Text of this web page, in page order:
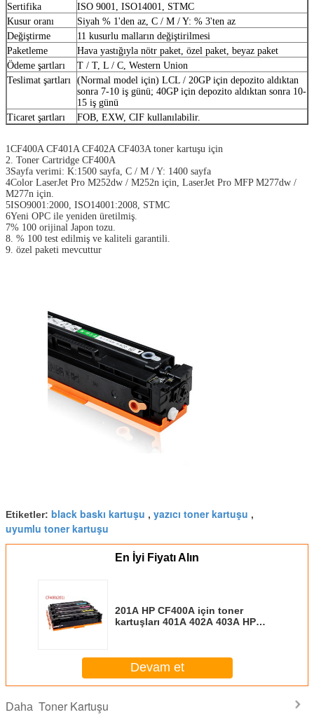
Sertifika
ISO 9001, ISO14001, STMC
Kusur oranı
Siyah % 1'den az, C / M / Y: % 3'ten az
Değiştirme
11 kusurlu malların değiştirilmesi
Paketleme
Hava yastığıyla nötr paket, özel paket, beyaz paket
Ödeme şartları
T / T, L / C, Western Union
Teslimat şartları
(Normal model için) LCL / 20GP için depozito aldıktan
sonra 7-10 iş günü; 40GP için depozito aldıktan sonra 10-
15 iş günü
Ticaret şartları
FOB, EXW, CIF kullanılabilir.
1CF400A CF401A CF402A CF403A toner kartuşu için
2. Toner Cartridge CF400A
3Sayfa verimi: K:1500 sayfa, C / M / Y: 1400 sayfa
4Color LaserJet Pro M252dw / M252n için, LaserJet Pro MFP M277dw /
M277n için.
5ISO9001:2000, ISO14001:2008, STMC
6Yeni OPC ile yeniden üretilmiş.
7% 100 orijinal Japon tozu.
8. % 100 test edilmiş ve kaliteli garantili.
9. özel paketi mevcuttur
Etiketler: black baskı kartuşu , yazıcı toner kartuşu ,
uyumlu toner kartuşu
En İyi Fiyatı Alın
201A HP CF400A için toner
kartuşları 401A 402A 403A HP
Devam et
Daha Toner Kartuşu